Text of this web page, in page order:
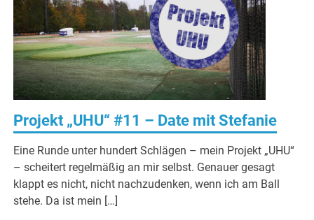
Projekt „UHU“ #11 – Date mit Stefanie
Eine Runde unter hundert Schlägen – mein Projekt „UHU“
– scheitert regelmäßig an mir selbst. Genauer gesagt
klappt es nicht, nicht nachzudenken, wenn ich am Ball
stehe. Da ist mein […]